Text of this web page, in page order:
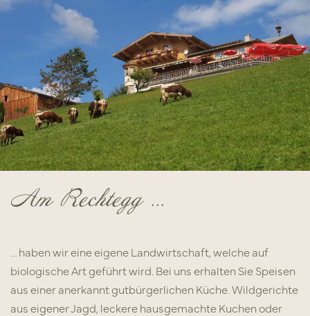
Am Rechtegg …
… haben wir eine eigene Landwirtschaft, welche auf
biologische Art geführt wird. Bei uns erhalten Sie Speisen
aus einer anerkannt gutbürgerlichen Küche. Wildgerichte
aus eigener Jagd, leckere hausgemachte Kuchen oder